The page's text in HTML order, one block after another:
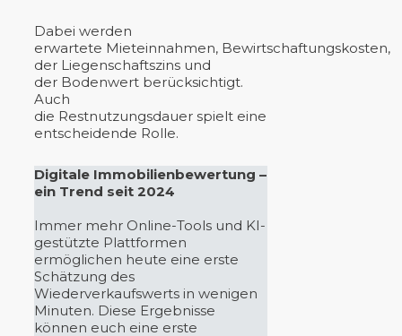
Dabei werden
erwartete Mieteinnahmen, Bewirtschaftungskosten,
der Liegenschaftszins und
der Bodenwert berücksichtigt.
Auch
die Restnutzungsdauer spielt eine
entscheidende Rolle.
Digitale Immobilienbewertung –
ein Trend seit 2024
Immer mehr Online-Tools und KI-
gestützte Plattformen
ermöglichen heute eine erste
Schätzung des
Wiederverkaufswerts in wenigen
Minuten. Diese Ergebnisse
können euch eine erste